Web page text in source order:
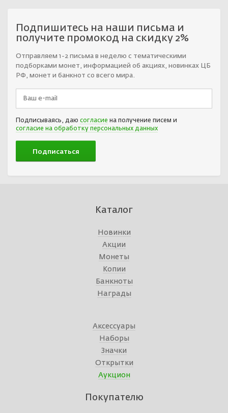
Подпишитесь на наши письма и
получите промокод на скидку 2%
Отправляем 1-2 письма в неделю с тематическими
подборками монет, информацией об акциях, новинках ЦБ
РФ, монет и банкнот со всего мира.
Подписываясь, даю согласие на получение писем и
согласие на обработку персональных данных
Каталог
Новинки
Акции
Монеты
Копии
Банкноты
Награды
Аксессуары
Наборы
Значки
Открытки
Аукцион
Покупателю